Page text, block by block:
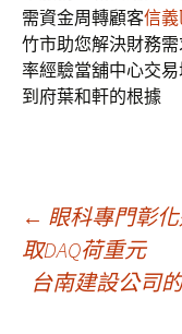
需資金周轉顧客信
竹市助您解決財務
率經驗當舖中心交
到府葉和軒的根據
文
章
← 眼科專門彰
取DAQ荷重元
台南建設公司